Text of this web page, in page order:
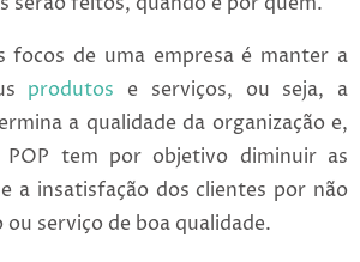
focos de uma empresa é manter a
produtos e serviços, ou seja, a
a qualidade da organização e,
POP tem por objetivo diminuir as
a insatisfação dos clientes por não
serviço de boa qualidade.